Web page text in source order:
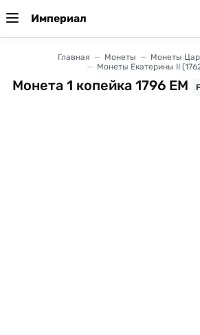
Империал
Главная Монеты
Монеты
Монеты Екатерины II
Монета 1 копейка 1796 ЕМ F